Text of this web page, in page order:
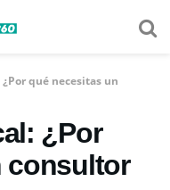
¿Por qué necesitas un
¿Por
consultor